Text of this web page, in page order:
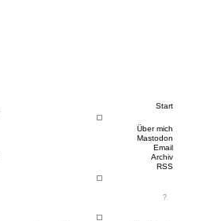
Start
Über mich
Mastodon
Email
Archiv
RSS